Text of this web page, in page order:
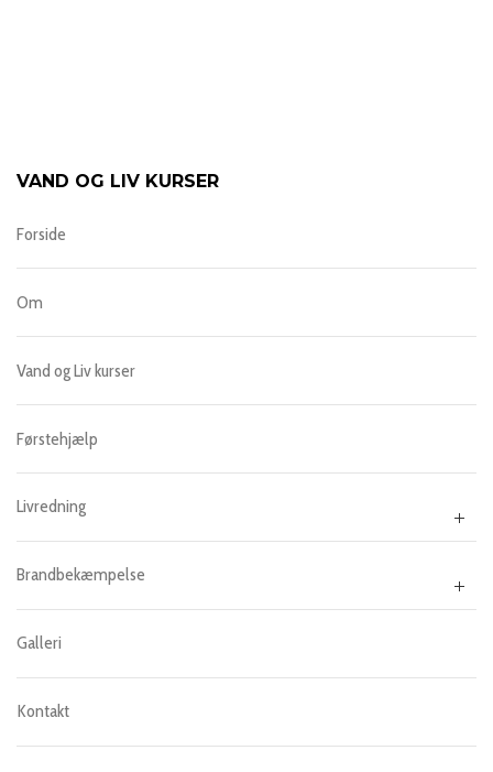
VAND OG LIV KURSER
Forside
Om
Vand og Liv kurser
Førstehjælp
Livredning
Brandbekæmpelse
Galleri
Kontakt